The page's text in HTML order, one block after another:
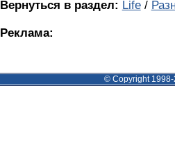
Вернуться в раздел: Life/
Реклама:
© Copyright 1998-